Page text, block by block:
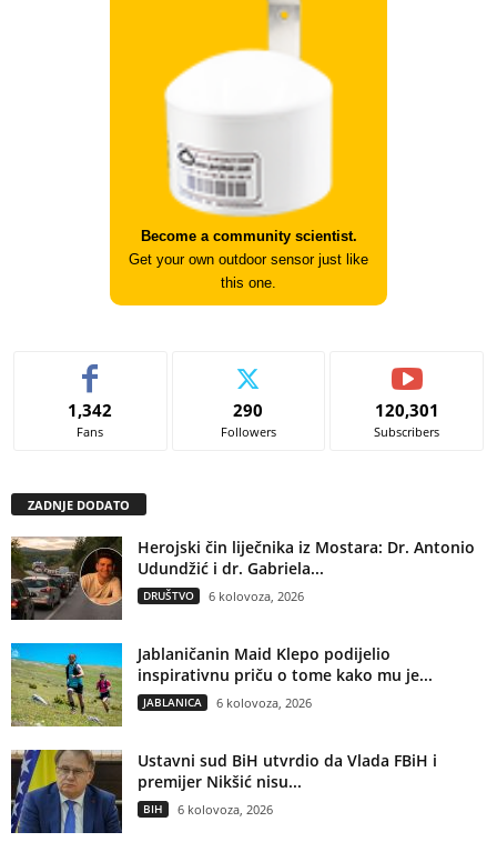
Become a community scientist.
Get your own outdoor sensor just like
this one.
1,342
Fans
290
Followers
120,301
Subscribers
ZADNJE DODATO
Herojski čin liječnika iz Mostara: Dr. Antonio
Udundžić i dr. Gabriela...
DRUŠTVO 6 kolovoza, 2026
Jablaničanin Maid Klepo podijelio
inspirativnu priču o tome kako mu je...
JABLANICA 6 kolovoza, 2026
Ustavni sud BiH utvrdio da Vlada FBiH i
premijer Nikšić nisu...
BIH 6 kolovoza, 2026